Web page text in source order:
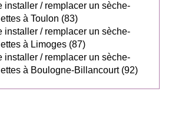
installer / remplacer un sèche-
à Toulon (83)
installer / remplacer un sèche-
à Limoges (87)
installer / remplacer un sèche-
à Boulogne-Billancourt (92)